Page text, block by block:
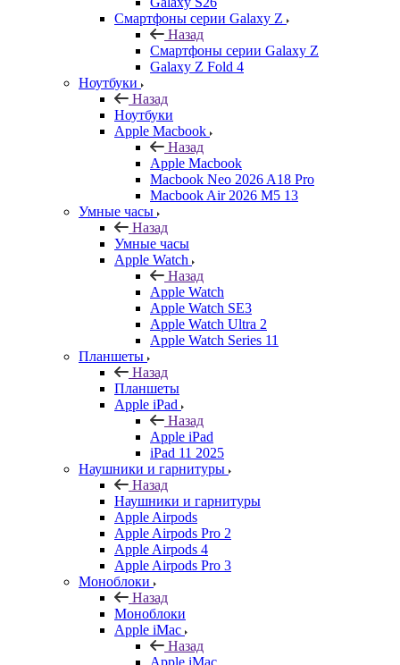
Смартфоны серии Galaxy Z
Назад
Смартфоны серии Galaxy Z
Galaxy Z Fold 4
Ноутбуки
Назад
Ноутбуки
Apple Macbook
Назад
Apple Macbook
Macbook Neo 2026 A18 Pro
Macbook Air 2026 M5 13
Умные часы
Назад
Умные часы
Apple Watch
Назад
Apple Watch
Apple Watch SE3
Apple Watch Ultra 2
Apple Watch Series 11
Планшеты
Назад
Планшеты
Apple iPad
Назад
Apple iPad
iPad 11 2025
Наушники и гарнитуры
Назад
Наушники и гарнитуры
Apple Airpods
Apple Airpods Pro 2
Apple Airpods 4
Apple Airpods Pro 3
Моноблоки
Назад
Моноблоки
Apple iMac
Назад
Apple iMac